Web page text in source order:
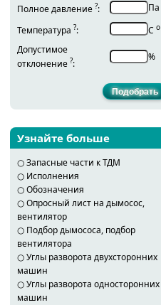
Полное давление ?:
Па
Температура ?: С о
Допустимое
отклонение ?:
%
Узнайте больше
○Запасные части к ТДМ
○ Исполнения
○Обозначения
○Опросный лист на дымосос,
вентилятор
○ Подбор дымососа, подбор
вентилятора
○Углы разворота двухсторонних
машин
○Углы разворота односторонних
машин